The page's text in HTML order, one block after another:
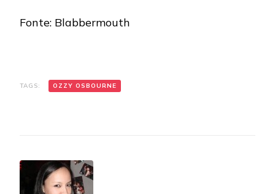
Fonte: Blabbermouth
TAGS: OZZY OSBOURNE